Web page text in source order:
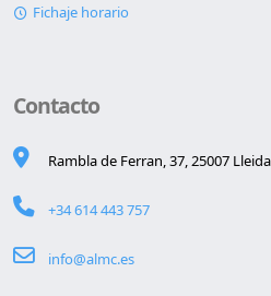
Fichaje horario
Contacto
Rambla de Ferran, 37, 25007 Lleida
+34 614 443 757
info@almc.es